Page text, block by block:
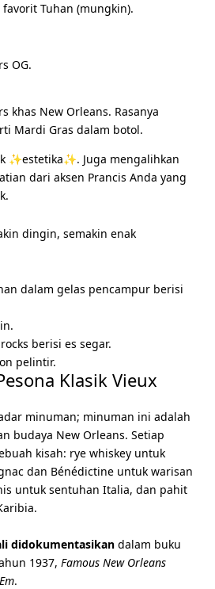
favorit Tuhan (mungkin).
OG.
khas New Orleans. Rasanya
Mardi Gras dalam botol.
✨estetika✨. Juga mengalihkan
dari aksen Prancis Anda yang
dingin, semakin enak
dalam gelas pencampur berisi
berisi es segar.
pelintir.
Klasik Vieux
minuman; minuman ini adalah
budaya New Orleans. Setiap
kisah: rye whiskey untuk
dan Bénédictine untuk warisan
untuk sentuhan Italia, dan pahit
didokumentasikan dalam buku
1937, Famous New Orleans
.